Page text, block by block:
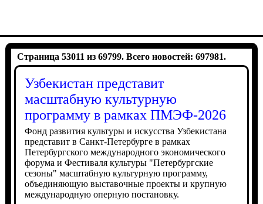
Страница 53011 из 69799. Всего новостей: 697981.
Узбекистан представит
масштабную культурную
программу в рамках ПМЭФ-2026
Фонд развития культуры и искусства Узбекистана
представит в Санкт-Петербурге в рамках
Петербургского международного экономического
форума и Фестиваля культуры "Петербургские
сезоны" масштабную культурную программу,
объединяющую выставочные проекты и крупную
международную оперную постановку.